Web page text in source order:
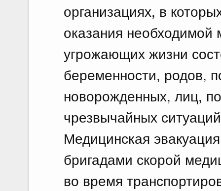
организациях, в
оказания
угрожающих жизни
беременности, родов,
новорожденных, лиц,
чрезвычайных
Медицинская
бригадами скорой
во время